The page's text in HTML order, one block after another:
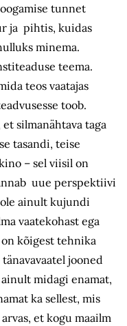
tunnet
ja pihtis, kuidas
minema.
teema.
teos vaatajas
toob.
silmanähtava taga
tasandi, teise
– sel viisil on
uue perspektiivi
ainult kujundi
vaatekohast ega
kõigest tehnika
jooned
midagi enamat,
ka sellest, mis
et kogu maailm